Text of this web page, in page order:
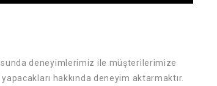
deneyimlerimiz ile müşterilerimize
hakkında deneyim aktarmaktır.